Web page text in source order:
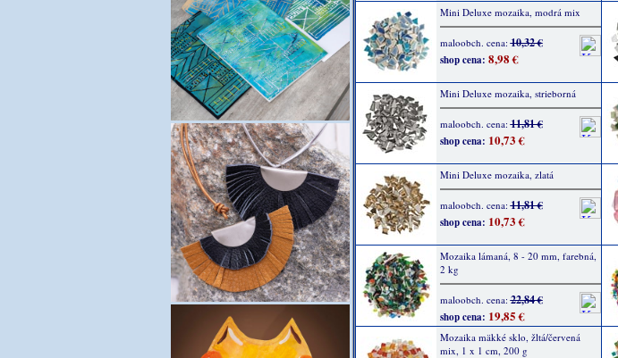
Mini Deluxe mozaika, modrá mix
maloobch. cena:10,32 €
shop cena: 8,98 €
Mini Deluxe mozaika, strieborná
maloobch. cena:11,81 €
shop cena: 10,73 €
Mini Deluxe mozaika, zlatá
maloobch. cena:11,81 €
shop cena: 10,73 €
Mozaika lámaná, 8 - 20 mm, farebná,
2 kg
maloobch. cena:22,84 €
shop cena: 19,85 €
Mozaika mäkké sklo, žltá/červená
mix, 1 x 1 cm, 200 g